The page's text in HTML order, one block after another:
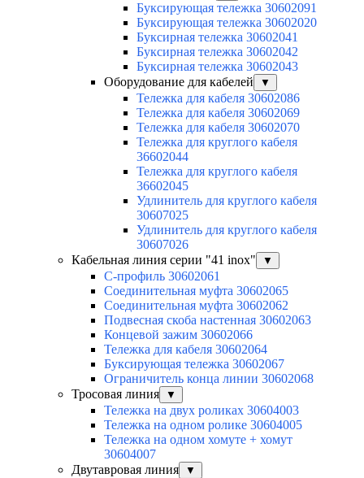
Буксирующая тележка 30602091
Буксирующая тележка 30602020
Буксирная тележка 30602041
Буксирная тележка 30602042
Буксирная тележка 30602043
Оборудование для кабелей
▼
Тележка для кабеля 30602086
Тележка для кабеля 30602069
Тележка для кабеля 30602070
Тележка для круглого кабеля
36602044
Тележка для круглого кабеля
36602045
Удлинитель для круглого кабеля
30607025
Удлинитель для круглого кабеля
30607026
Кабельная линия серии "41 inox"
▼
C-профиль 30602061
Соединительная муфта 30602065
Соединительная муфта 30602062
Подвесная скоба настенная 30602063
Концевой зажим 30602066
Тележка для кабеля 30602064
Буксирующая тележка 30602067
Ограничитель конца линии 30602068
Тросовая линия
▼
Тележка на двух роликах 30604003
Тележка на одном ролике 30604005
Тележка на одном хомуте + хомут
30604007
Двутавровая линия
▼